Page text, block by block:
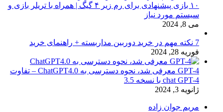
۱۰ بازی پیشنهادی برای رم زیر ۴ گیگ | همراه با تریلر بازی و
سیستم مورد نیاز
می 8, 2024
7 نکته مهم در خرید دوربین مداربسته + راهنمای خرید
فوریه 28, 2024
GPT-4 معرفی شد، نحوه دسترسی به ChatGPT4.0 – تفاوت
chat GPT-4 با نسخه 3.5
ژانویه 3, 2024
مریم جوان زاده